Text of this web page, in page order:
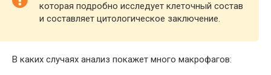
которая подробно исследует клеточный состав
и составляет цитологическое заключение.
В каких случаях анализ покажет много макрофагов: